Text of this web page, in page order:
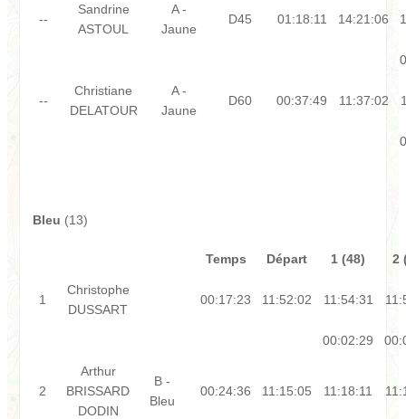
--
Sandrine
ASTOUL
A -
Jaune
D45 01:18:11 14:21:06
--
Christiane
DELATOUR
A -
Jaune
D60 00:37:49 11:37:02
Bleu (13)
Temps Départ 1 (48) 2
1
Christophe
DUSSART
00:17:23 11:52:02 11:54:31
00:02:29
2
Arthur
BRISSARD
DODIN
B -
Bleu
00:24:36 11:15:05 11:18:11